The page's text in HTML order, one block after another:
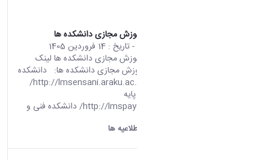
لینک سامانه آموزش مجازی دانشکده ها
- تاریخ : 14 فروردین 1405
لینک سامانه آموزش مجازی دانشکده ها لینک
سامانه های آموزش مجازی دانشکده ها: دانشکده
علوم انسانی http://lmsensani.araku.ac.ir/
دانشکده علوم پایه
http://lmspaye.araku.ac.ir/ دانشکده فنی و
اطلاعیه ها